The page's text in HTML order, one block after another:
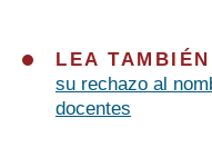
LEA
su rechazo al
docentes